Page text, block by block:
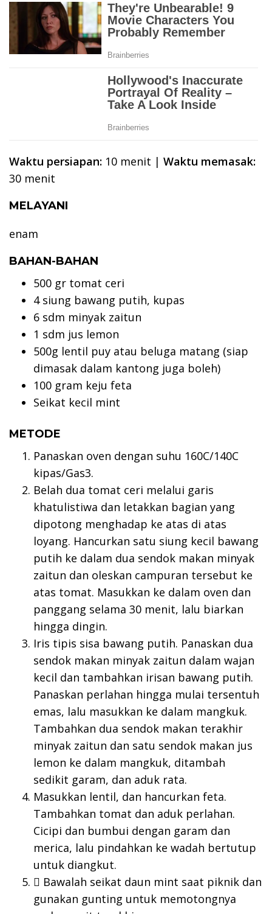
Waktu persiapan: 10 menit | Waktu memasak:
30 menit
MELAYANI
enam
BAHAN-BAHAN
500 gr tomat ceri
4 siung bawang putih, kupas
6 sdm minyak zaitun
1 sdm jus lemon
500g lentil puy atau beluga matang (siap
dimasak dalam kantong juga boleh)
100 gram keju feta
Seikat kecil mint
METODE
Panaskan oven dengan suhu 160C/140C
kipas/Gas3.
Belah dua tomat ceri melalui garis
khatulistiwa dan letakkan bagian yang
dipotong menghadap ke atas di atas
loyang. Hancurkan satu siung kecil bawang
putih ke dalam dua sendok makan minyak
zaitun dan oleskan campuran tersebut ke
atas tomat. Masukkan ke dalam oven dan
panggang selama 30 menit, lalu biarkan
hingga dingin.
Iris tipis sisa bawang putih. Panaskan dua
sendok makan minyak zaitun dalam wajan
kecil dan tambahkan irisan bawang putih.
Panaskan perlahan hingga mulai tersentuh
emas, lalu masukkan ke dalam mangkuk.
Tambahkan dua sendok makan terakhir
minyak zaitun dan satu sendok makan jus
lemon ke dalam mangkuk, ditambah
sedikit garam, dan aduk rata.
Masukkan lentil, dan hancurkan feta.
Tambahkan tomat dan aduk perlahan.
Cicipi dan bumbui dengan garam dan
merica, lalu pindahkan ke wadah bertutup
untuk diangkut.
 Bawalah seikat daun mint saat piknik dan
gunakan gunting untuk memotongnya